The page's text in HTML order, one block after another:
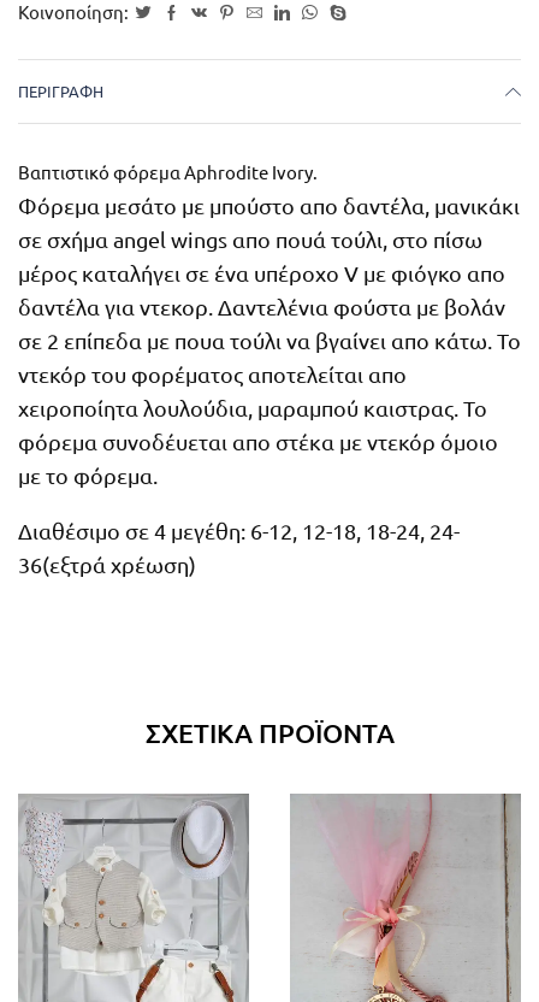
Κοινοποίηση:
ΠΕΡΙΓΡΑΦΉ
Βαπτιστικό φόρεμα Aphrodite Ivory.
Φόρεμα μεσάτο με μπούστο απο δαντέλα, μανικάκι
σε σχήμα angel wings απο πουά τούλι, στο πίσω
μέρος καταλήγει σε ένα υπέροχο V με φιόγκο απο
δαντέλα για ντεκορ. Δαντελένια φούστα με βολάν
σε 2 επίπεδα με πουα τούλι να βγαίνει απο κάτω. Το
ντεκόρ του φορέματος αποτελείται απο
χειροποίητα λουλούδια, μαραμπού καιστρας. Το
φόρεμα συνοδέυεται απο στέκα με ντεκόρ όμοιο
με το φόρεμα.
Διαθέσιμο σε 4 μεγέθη: 6-12, 12-18, 18-24, 24-
36(εξτρά χρέωση)
ΣΧΕΤΙΚΆ ΠΡΟΪΌΝΤΑ